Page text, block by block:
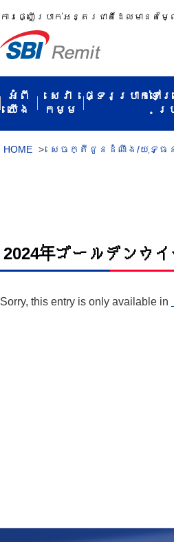
ការ​ផ្ញើប្រាក់​អន្តរជាតិ​ដែល​មាន​តម្ល
អំពី​
យើង
សេវា
កម្ម​
ផ្ទេរប្រាក់ទៅ
ប្
HOME > សេចក្តីជូនដំណឹង/យុទ្ធនា
2024年ゴールデンウ
Sorry, this entry is only available in